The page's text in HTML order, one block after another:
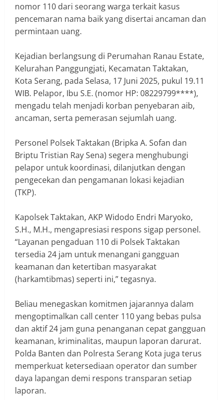
nomor 110 dari seorang warga terkait kasus
pencemaran nama baik yang disertai ancaman dan
permintaan uang.
Kejadian berlangsung di Perumahan Ranau Estate,
Kelurahan Panggungjati, Kecamatan Taktakan,
Kota Serang, pada Selasa, 17 Juni 2025, pukul 19.11
WIB. Pelapor, Ibu S.E. (nomor HP: 08229799****),
mengadu telah menjadi korban penyebaran aib,
ancaman, serta pemerasan sejumlah uang.
Personel Polsek Taktakan (Bripka A. Sofan dan
Briptu Tristian Ray Sena) segera menghubungi
pelapor untuk koordinasi, dilanjutkan dengan
pengecekan dan pengamanan lokasi kejadian
(TKP).
Kapolsek Taktakan, AKP Widodo Endri Maryoko,
S.H., M.H., mengapresiasi respons sigap personel.
“Layanan pengaduan 110 di Polsek Taktakan
tersedia 24 jam untuk menangani gangguan
keamanan dan ketertiban masyarakat
(harkamtibmas) seperti ini,” tegasnya.
Beliau menegaskan komitmen jajarannya dalam
mengoptimalkan call center 110 yang bebas pulsa
dan aktif 24 jam guna penanganan cepat gangguan
keamanan, kriminalitas, maupun laporan darurat.
Polda Banten dan Polresta Serang Kota juga terus
memperkuat ketersediaan operator dan sumber
daya lapangan demi respons transparan setiap
laporan.